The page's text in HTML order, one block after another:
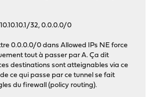
32, 0.0.0.0/0
0.0.0.0/0 dans Allowed IPs NE force
tout à passer par A. Ça dit
destinations sont atteignables via ce
de ce qui passe par ce tunnel se fait
du firewall (policy routing).